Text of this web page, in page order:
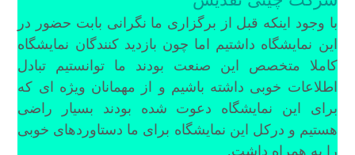
با وجود اینکه قبل از برگزاری ما نگرانی بابت حضور در
این نمایشگاه داشتیم اما چون بازدید کنندگان نمایشگاه
کاملا متخصص این صنعت بودند ما توانستیم تبادل
اطلاعات خوبی داشته باشیم و از مهمانان ویژه ای که
برای این نمایشگاه دعوت شده بودند بسیار راضی
هستیم و درکل این نمایشگاه برای ما دستاوردهای خوبی
را به همراه داشت.